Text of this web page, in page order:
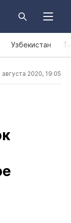
Узбекистан
августа 2020, 19:05